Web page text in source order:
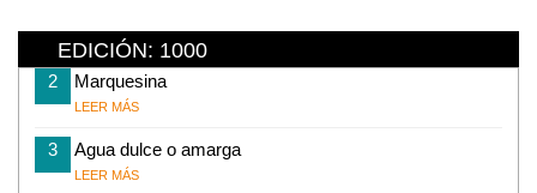
EDICIÓN: 1000
2 Marquesina
LEER MÁS
3 Agua dulce o amarga
LEER MÁS